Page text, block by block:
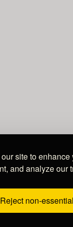
site to
and analyze our
Reject non-essential